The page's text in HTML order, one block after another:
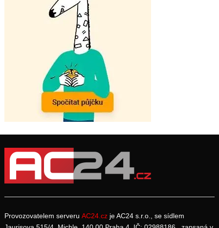
Provozovatelem serveru AC24.cz je AC24 s.r.o., se sídlem